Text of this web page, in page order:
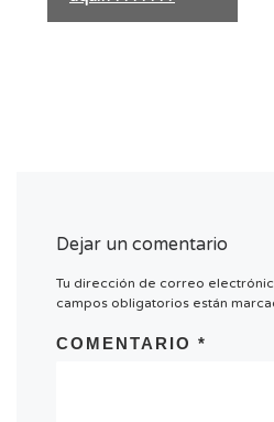
g
Dejar un comentario
Tu dirección de correo
campos obligatorios están
COMENTARIO*